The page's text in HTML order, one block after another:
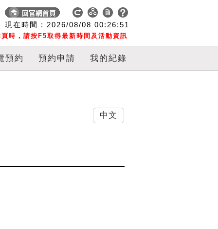
現在時間 : 2026/08/08 00:26:52
時，請按F5取得最新時間及活動資訊
預約 預約申請 我的紀錄